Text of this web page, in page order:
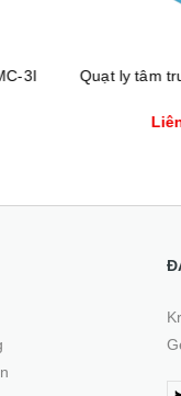
ly tâm trung áp VMC-